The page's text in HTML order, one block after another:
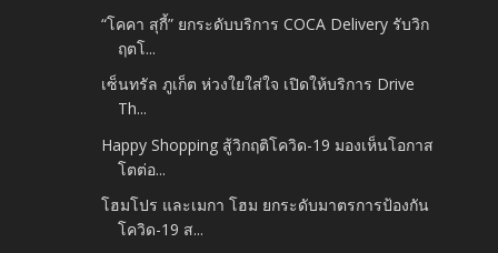
“โคคา สุกี้” ยกระดับบริการ COCA Delivery รับวิก
ฤตโ...
เซ็นทรัล ภูเก็ต ห่วงใยใส่ใจ เปิดให้บริการ Drive
Th...
Happy Shopping สู้วิกฤติโควิด-19 มองเห็นโอกาส
โตต่อ...
โฮมโปร และเมกา โฮม ยกระดับมาตรการป้องกัน
โควิด-19 ส...